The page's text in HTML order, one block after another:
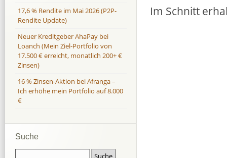
Im Schnitt
17,6 % Rendite im Mai 2026 (P2P-
Rendite Update)
Neuer Kreditgeber AhaPay bei
Loanch (Mein Ziel-Portfolio von
17.500 € erreicht, monatlich 200+ €
Zinsen)
16 % Zinsen-Aktion bei Afranga –
Ich erhöhe mein Portfolio auf 8.000
€
Suche